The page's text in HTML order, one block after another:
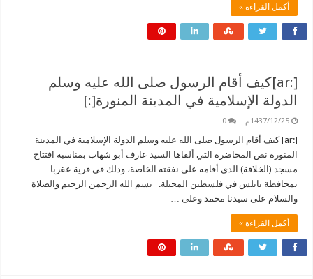
أكمل القراءة »
[:ar]كيف أقام الرسول صلى الله عليه وسلم
الدولة الإسلامية في المدينة المنورة[:]
1437/12/25م 0
[:ar] كيف أقام الرسول صلى الله عليه وسلم الدولة الإسلامية في المدينة
المنورة نص المحاضرة التي ألقاها السيد عارف أبو شهاب بمناسبة افتتاح
مسجد (الخلافة) الذي أقامه على نفقته الخاصة، وذلك في قرية عقربا
بمحافظة نابلس في فلسطين المحتلة. بسم الله الرحمن الرحيم والصلاة
والسلام على سيدنا محمد وعلى …
أكمل القراءة »